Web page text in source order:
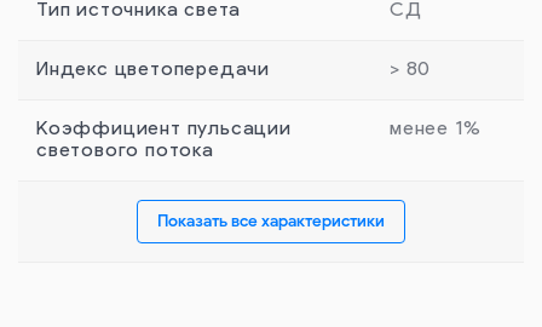
Тип источника света СД
Индекс цветопередачи > 80
Коэффициент пульсации
светового потока
менее 1%
Показать все характеристики